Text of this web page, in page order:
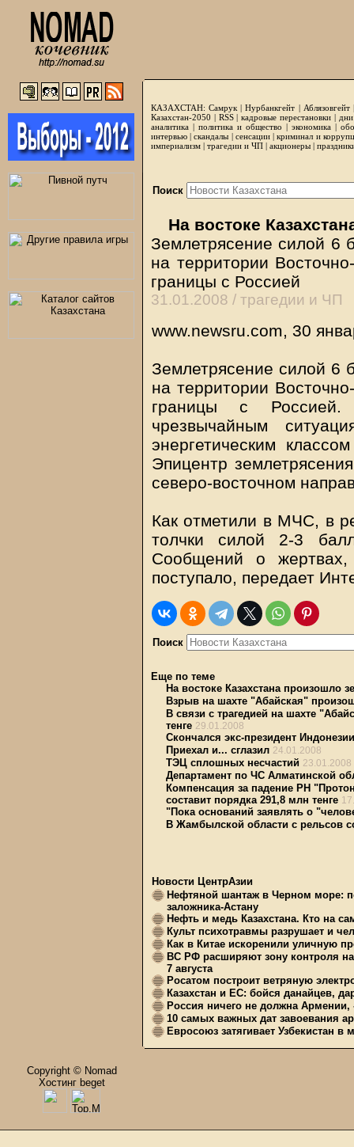
КАЗАХСТАН: Самрук |Нурбанкгейт | Аблязовгейт
Казахстан-2050 | RSS|кадровые перестановки|
аналитика | политика и общество | экономика |
интервью |скандалы | сенсации|криминал и
империализм | трагедии и ЧП | акционеры |
Поиск
На востоке
Землетрясение силой 6
на территории
границы с Россией
31.01.2008 / трагедии и ЧП
www.newsru.com, 30
Землетрясение силой 6
на территории
границы с
чрезвычайным
энергетическим
Эпицентр
северо-восточном
Как отметили в МЧС, в
толчки силой 2-3
Сообщений о
поступало, передает
Поиск
Еще по теме
На востоке Казахстана произошло
Взрыв на шахте "Абайская"
В связи с трагедией на шахте
тенге 29.01.2008
Скончался экс-президент
Приехал и... сглазил 24.01.2008
ТЭЦ сплошных несчастий 23.01.2008
Департамент по ЧС Алматинской
Компенсация за падение РН
составит порядка 291,8 млн тенге
"Пока оснований заявлять о
В Жамбылской области с рельсов
Новости ЦентрАзии
Нефтяной шантаж в Черном море:
заложника-Астану
Нефть и медь Казахстана. Кто на
Культ психотравмы разрушает и
Как в Китае искоренили уличную
ВС РФ расширяют зону контроля на
7 августа
Росатом построит ветряную
Казахстан и ЕС: бойся данайцев,
Россия ничего не должна Армении,
10 самых важных дат завоевания
Евросоюз затягивает Узбекистан
Copyright © Nomad
Хостинг beget